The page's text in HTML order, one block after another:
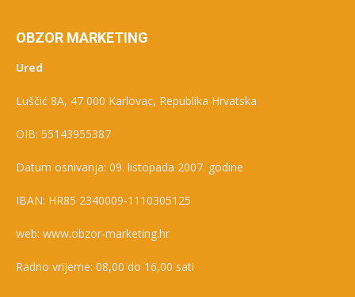
OBZOR MARKETING
Ured
Luščić 8A, 47 000 Karlovac, Republika Hrvatska
OIB: 55143955387
Datum osnivanja: 09. listopada 2007. godine
IBAN: HR85 2340009-1110305125
web: www.obzor-marketing.hr
Radno vrijeme: 08,00 do 16,00 sati